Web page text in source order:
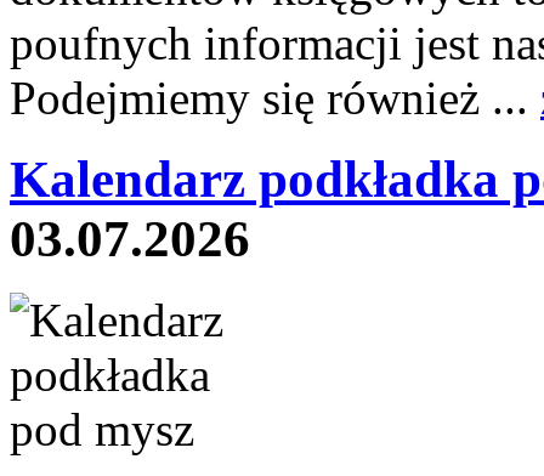
poufnych informacji jest
Podejmiemy się również ...
Kalendarz podkładka
03.07.2026